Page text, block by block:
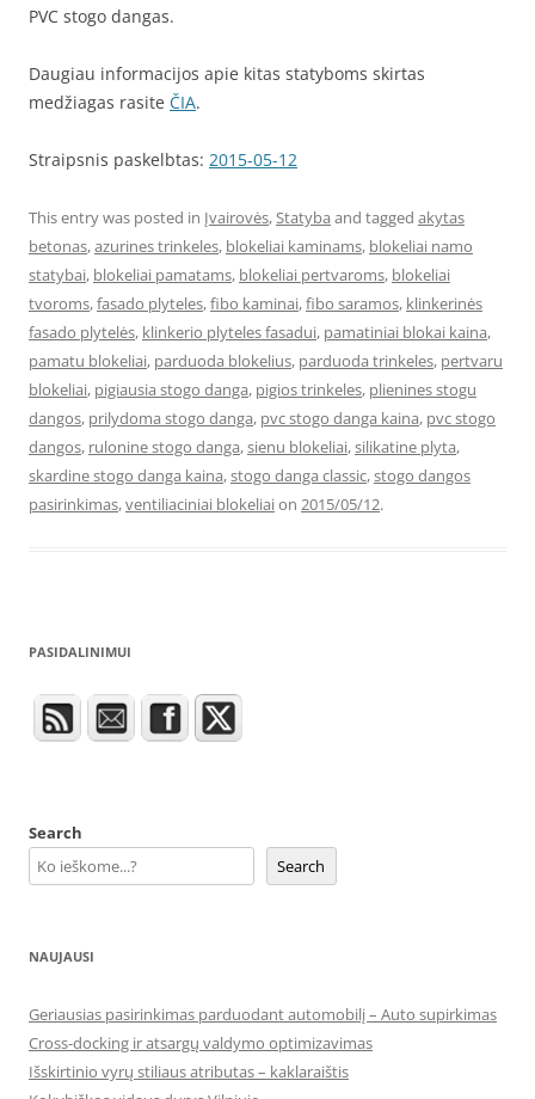
PVC stogo dangas.
Daugiau informacijos apie kitas statyboms skirtas
medžiagas rasite ČIA.
Straipsnis paskelbtas: 2015-05-12
This entry was posted in Įvairovės,Statyba and tagged akytas
betonas,azurines trinkeles, blokeliai kaminams, blokeliai namo
statybai, blokeliai pamatams, blokeliai pertvaroms, blokeliai
tvoroms,fasado plyteles,fibo kaminai,fibo saramos, klinkerinės
fasado plytelės, klinkerio plyteles fasadui, pamatiniai blokai kaina,
pamatu blokeliai, parduoda blokelius, parduoda trinkeles, pertvaru
blokeliai, pigiausia stogo danga, pigios trinkeles, plienines stogu
dangos, prilydoma stogo danga, pvc stogo danga kaina, pvc stogo
dangos, rulonine stogo danga,sienu blokeliai,silikatine plyta,
skardine stogo danga kaina,stogo danga classic,stogo dangos
pasirinkimas,ventiliaciniai blokeliaion 2015/05/12.
PASIDALINIMUI
Search
Search
NAUJAUSI
Geriausias pasirinkimas parduodant automobilį – Auto supirkimas
Cross-docking ir atsargų valdymo optimizavimas
Išskirtinio vyrų stiliaus atributas – kaklaraištis